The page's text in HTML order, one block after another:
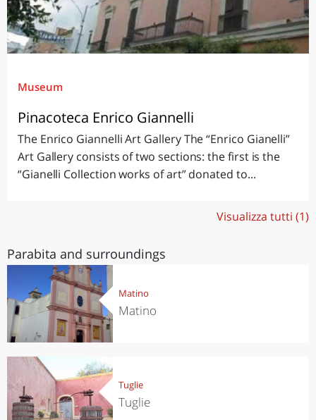
Museum
Pinacoteca Enrico Giannelli
The Enrico Giannelli Art Gallery The “Enrico Gianelli”
Art Gallery consists of two sections: the first is the
“Gianelli Collection works of art” donated to...
Visualizza tutti (1)
Parabita and surroundings
Matino
Matino
Tuglie
Tuglie